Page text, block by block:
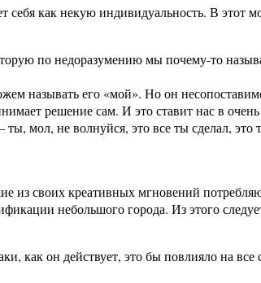
себя как некую индивидуальность. В
по недоразумению мы почему-то
называть его «мой». Но он
решение сам. И это ставит нас в
мол, не волнуйся, это все ты сделал, это
из своих креативных мгновений
небольшого города. Из этого
как он действует, это бы повлияло на